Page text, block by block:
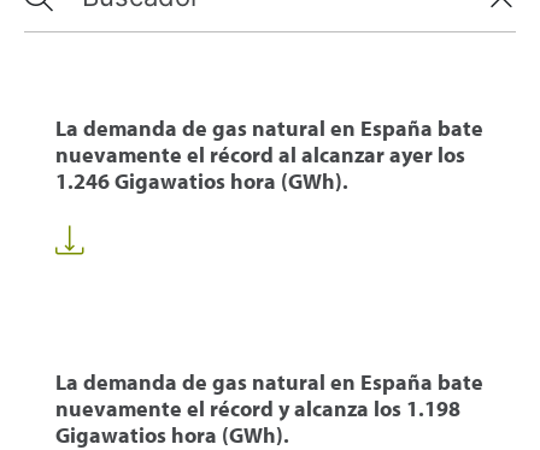
La demanda de gas natural en España bate
nuevamente el récord al alcanzar ayer los
1.246 Gigawatios hora (GWh).
La demanda de gas natural en España bate
nuevamente el récord y alcanza los 1.198
Gigawatios hora (GWh).